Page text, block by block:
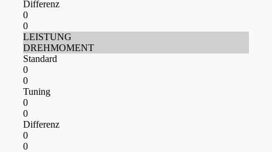
Differenz
0
0
LEISTUNG
DREHMOMENT
Standard
0
0
Tuning
0
0
Differenz
0
0